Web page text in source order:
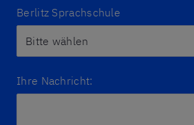
Berlitz Sprachschule
Ihre Nachricht: